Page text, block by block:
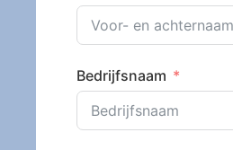
Bedrijfsnaam